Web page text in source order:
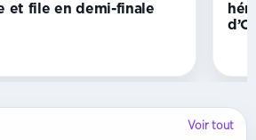
et file en demi-finale
Voir tout